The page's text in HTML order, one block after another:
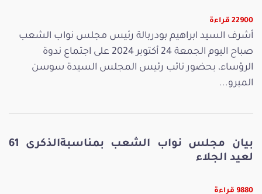
22900 قراءة
أشرف السيد ابراهيم بودربالة رئيس مجلس نواب الشعب
صباح اليوم الجمعة 24 أكتوبر 2024 على اجتماع ندوة
الرؤساء، بحضور نائب رئيس المجلس السيدة سوسن
المبرو...
بيان مجلس نواب الشعب بمناسبةالذكرى 61
لعيد الجلاء
9880 قراءة